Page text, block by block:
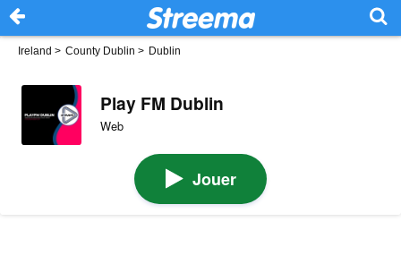
Ireland > County Dublin > Dublin
Play FM Dublin
Web
Jouer